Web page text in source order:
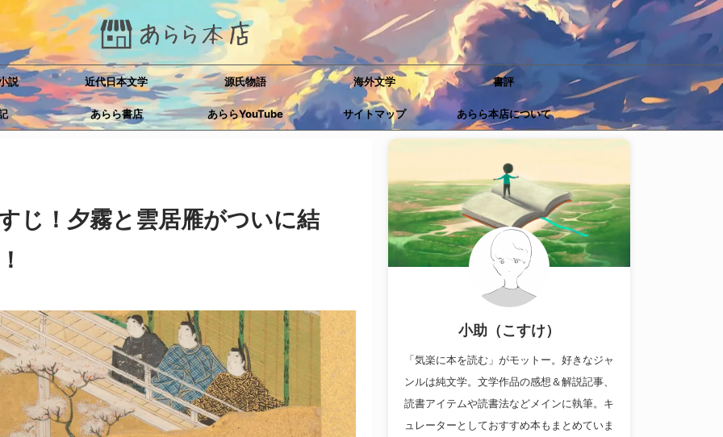
説 近代日本文学 源氏物語 海外文学 書評
あらら書店 あららYouTube サイトマップ あらら本店について
じ！夕霧と雲居雁がついに結
小助（こすけ）
「気楽に本を読む」がモットー。好きなジャ
ンルは純文学。文学作品の感想＆解説記事、
読書アイテムや読書法などメインに執筆。キ
ュレーターとしておすすめ本もまとめていま